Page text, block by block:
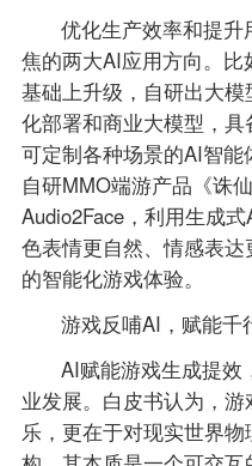
优化生产效率和提
焦的两大AI应用方向。
基础上升级，自研出大
化部署和商业大模型，具
可定制各种场景的AI智能
自研MMO端游产品《诛
Audio2Face，利用生成
色表情更自然、情感表
的智能化游戏体验。
游戏反哺AI，赋能千
AI赋能游戏生成提效
业发展。白皮书认为，
乐，更在于对现实世界